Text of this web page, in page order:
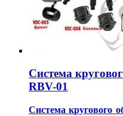
Система
RBV-01
Система кругового